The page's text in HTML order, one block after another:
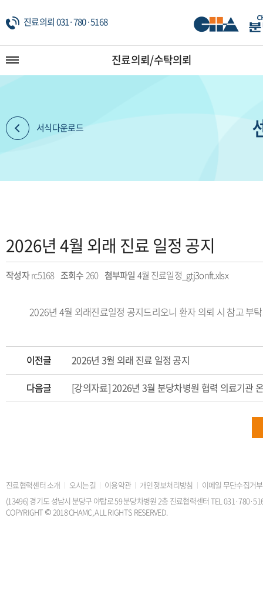
진료의뢰 031·780·5168
진료의뢰/수탁의뢰
서식다운로드
2026년 4월 외래 진료 일정 공지
작성자rc5168 조회수 260 첨부파일 4월 진료일정_gtj3onft.xlsx
2026년 4월 외래진료일정 공지드리오니 환자 의뢰 시 참고 부
이전글
2026년 3월 외래 진료 일정 공지
다음글
[강의자료] 2026년 3월 분당차병원 협력 의료기관
진료협력센터 소개 오시는길 이용약관 개인정보처리방침
이메일 무단수집거부
(13496) 경기도 성남시 분당구 야탑로 59 분당차병원 2층 진료협력센터 TEL
COPYRIGHT © 2018 CHAMC, ALL RIGHTS RESERVED.